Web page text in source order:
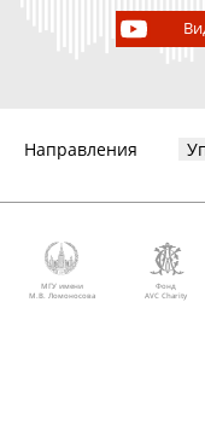
Направления
МГУ имени
М.В. Ломоносова
Фонд
AVC Charity